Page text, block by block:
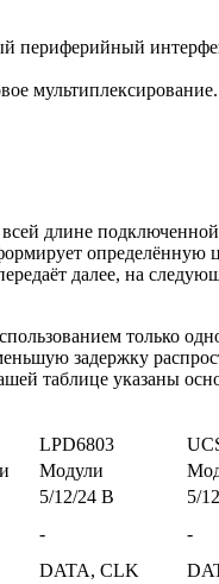
периферийный
мультиплексирование.
всей длине
определённую
далее, на
только
задержку
таблице указаны
LPD6803
Модули
5/12/24 В 5/
- -
DATA, CLK